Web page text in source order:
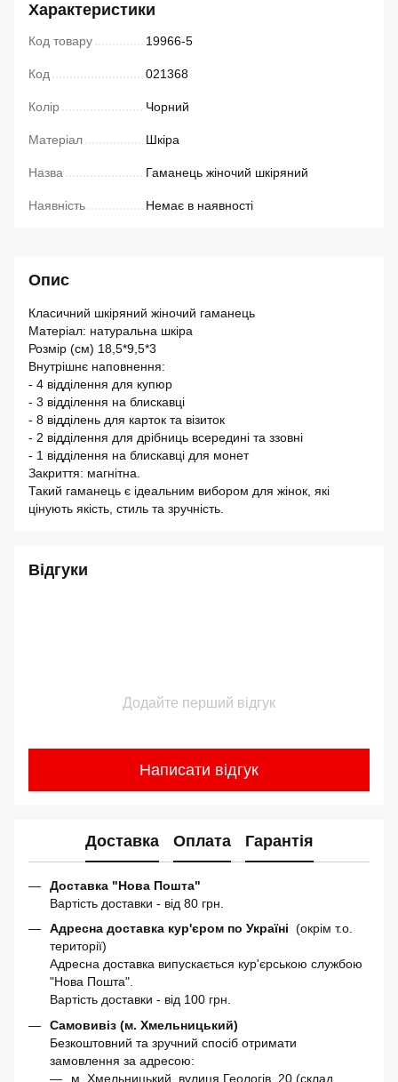
Характеристики
Код товару 19966-5
Код 021368
Колір Чорний
Матеріал Шкіра
Назва Гаманець жіночий шкіряний
Наявність Немає в наявності
Опис
Класичний шкіряний жіночий гаманець
Матеріал: натуральна шкіра
Розмір (см) 18,5*9,5*3
Внутрішнє наповнення:
- 4 відділення для купюр
- 3 відділення на блискавці
- 8 відділень для карток та візиток
- 2 відділення для дрібниць всередині та ззовні
- 1 відділення на блискавці для монет
Закриття: магнітна.
Такий гаманець є ідеальним вибором для жінок, які
цінують якість, стиль та зручність.
Відгуки
Додайте перший відгук
Написати відгук
Доставка Оплата Гарантія
Доставка "Нова Пошта"
Вартість доставки - від 80 грн.
Адресна доставка кур'єром по Україні (окрім т.о.
території)
Адресна доставка випускається кур'єрською службою
"Нова Пошта".
Вартість доставки - від 100 грн.
Самовивіз (м. Хмельницький)
Безкоштовний та зручний спосіб отримати
замовлення за адресою:
м. Хмельницький, вулиця Геологів, 20 (склад